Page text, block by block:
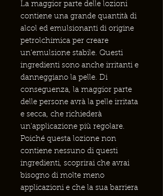
La maggior parte delle lozioni
contiene una grande quantità di
alcol ed emulsionanti di origine
petrolchimica per creare
un'emulsione stabile. Questi
ingredienti sono anche irritanti e
danneggiano la pelle. Di
conseguenza, la maggior parte
delle persone avrà la pelle irritata
e secca, che richiederà
un'applicazione più regolare.
Poiché questa lozione non
contiene nessuno di questi
ingredienti, scoprirai che avrai
bisogno di molte meno
applicazioni e che la sua barriera